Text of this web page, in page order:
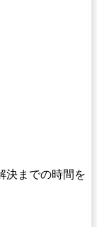
決までの時間を